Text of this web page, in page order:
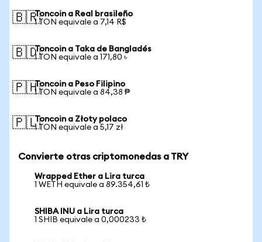
🇧🇷Toncoin a Real brasileño
1 TON equivale a 7,14 R$
🇧🇩Toncoin a Taka de Bangladés
1 TON equivale a 171,80 ৳
🇵🇭Toncoin a Peso Filipino
1 TON equivale a 84,38 ₱
🇵🇱Toncoin a Złoty polaco
1 TON equivale a 5,17 zł
Convierte otras criptomonedas a TRY
Wrapped Ether a Lira turca
1 WETH equivale a 89.354,61 ₺
SHIBA INU a Lira turca
1 SHIB equivale a 0,000233 ₺